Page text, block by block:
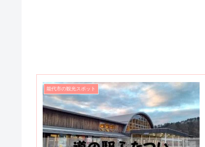
能代市の観光スポット